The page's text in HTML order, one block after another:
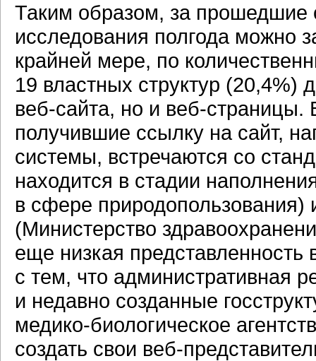
Таким образом, за прошедшие
исследования полгода можно
крайней мере, по
19 властных структур (20,4%)
веб-сайта, но и веб-страницы.
получившие ссылку на сайт,
системы, встречаются со
находится в стадии
в сфере природопользования)
(Министерство
еще низкая
с тем, что административная
и недавно созданные
медико-биологическое
создать свои веб-